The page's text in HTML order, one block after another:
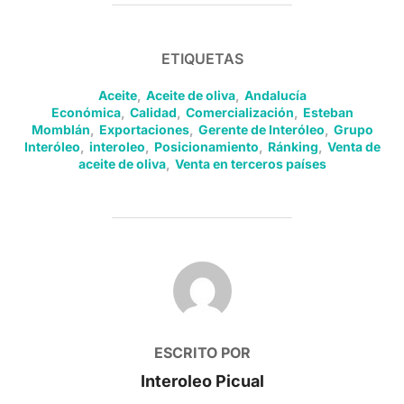
ETIQUETAS
Aceite, Aceite de oliva, Andalucía
Económica, Calidad Comercialización
Esteban
Momblán
Exportaciones, Gerente de Interóleo
Grupo
Interóleo
interoleo Posicionamiento Ránking
Venta de
aceite de oliva, Venta en terceros países
AUTOR DE LA PUBLICACIÓN
ESCRITO POR
Interoleo Picual